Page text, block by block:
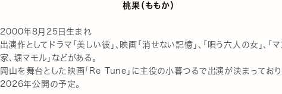
桃果（ももか）
2000年8月25日生まれ
出演作としてドラマ「美しい彼」、映画「消せない記憶」、「唄う六人の女」、「
家、堀マモル」などがある。
岡山を舞台とした映画「Re Tune」に主役の小暮つるで出演が決まっており
2026年公開の予定。